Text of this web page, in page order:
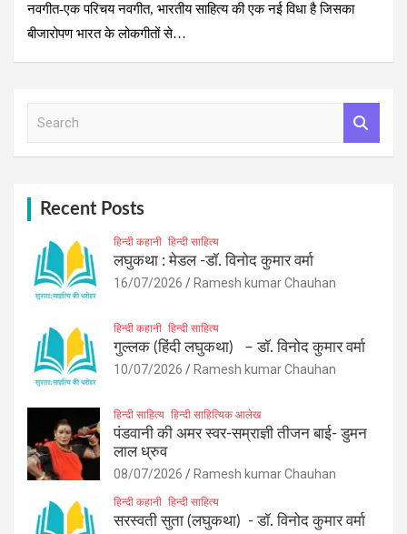
नवगीत-एक परिचय नवगीत, भारतीय साहित्य की एक नई विधा है जिसका
बीजारोपण भारत के लोकगीतों से…
Recent Posts
हिन्दी कहानी हिन्दी साहित्य
लघुकथा : मेडल -डॉ. विनोद कुमार वर्मा
16/07/2026 Ramesh kumar Chauhan
हिन्दी कहानी हिन्दी साहित्य
गुल्लक (हिंदी लघुकथा) – डॉ. विनोद कुमार वर्मा
10/07/2026 Ramesh kumar Chauhan
हिन्दी साहित्य हिन्दी साहित्यिक आलेख
पंडवानी की अमर स्वर-सम्राज्ञी तीजन बाई- डुमन
लाल ध्रुव
08/07/2026 Ramesh kumar Chauhan
हिन्दी कहानी हिन्दी साहित्य
सरस्वती सुता (लघुकथा) ​- डॉ. विनोद कुमार वर्मा